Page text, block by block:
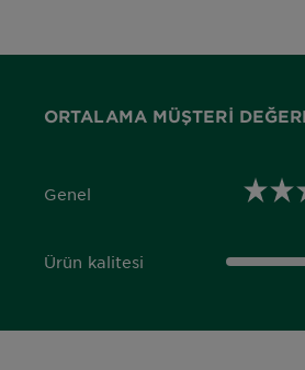
ORTALAMA MÜŞTERI
Genel
0,0 out of 5 stars
Ürün kalitesi
0,0 out of 5 stars